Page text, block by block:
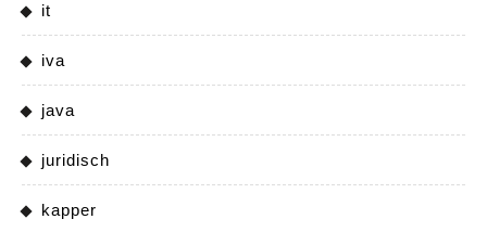
it
iva
java
juridisch
kapper